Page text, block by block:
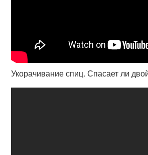
Укорачивание спиц. Спасает ли